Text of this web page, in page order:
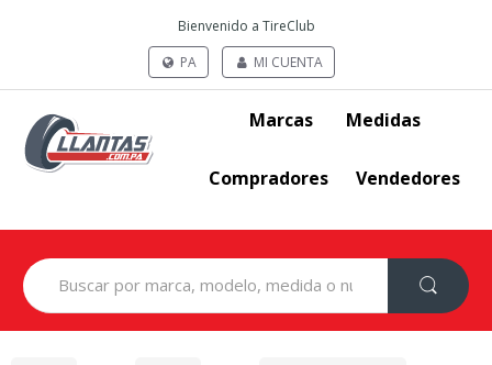
Bienvenido a TireClub
PA
MI CUENTA
Marcas Medidas
Compradores Vendedores
Search
for: